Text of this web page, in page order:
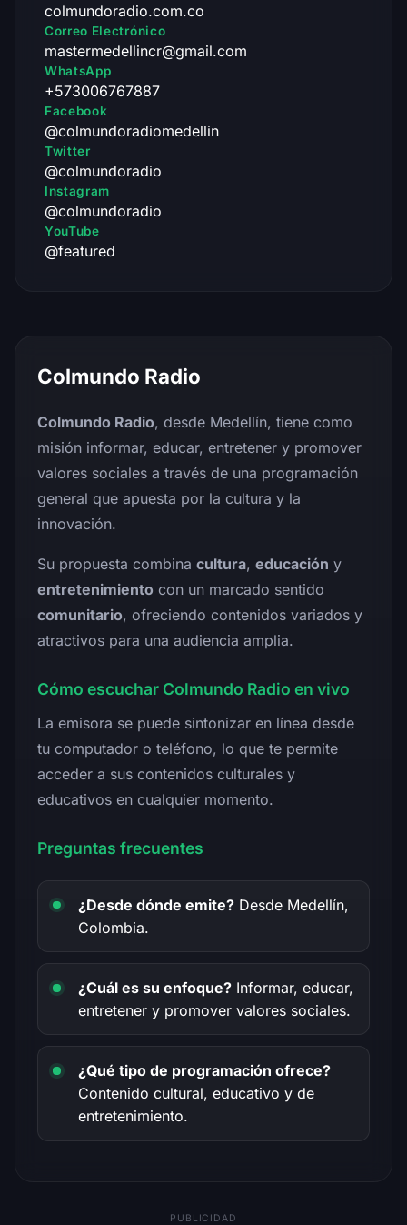
colmundoradio.com.co
Correo Electrónico
mastermedellincr@gmail.com
WhatsApp
+573006767887
Facebook
@colmundoradiomedellin
Twitter
@colmundoradio
Instagram
@colmundoradio
YouTube
@featured
Colmundo Radio
Colmundo Radio, desde Medellín, tiene como
misión informar, educar, entretener y promover
valores sociales a través de una programación
general que apuesta por la cultura y la
innovación.
Su propuesta combina cultura, educación y
entretenimiento con un marcado sentido
comunitario, ofreciendo contenidos variados y
atractivos para una audiencia amplia.
Cómo escuchar Colmundo Radio en vivo
La emisora se puede sintonizar en línea desde
tu computador o teléfono, lo que te permite
acceder a sus contenidos culturales y
educativos en cualquier momento.
Preguntas frecuentes
¿Desde dónde emite? Desde Medellín,
Colombia.
¿Cuál es su enfoque? Informar, educar,
entretener y promover valores sociales.
¿Qué tipo de programación ofrece?
Contenido cultural, educativo y de
entretenimiento.
PUBLICIDAD